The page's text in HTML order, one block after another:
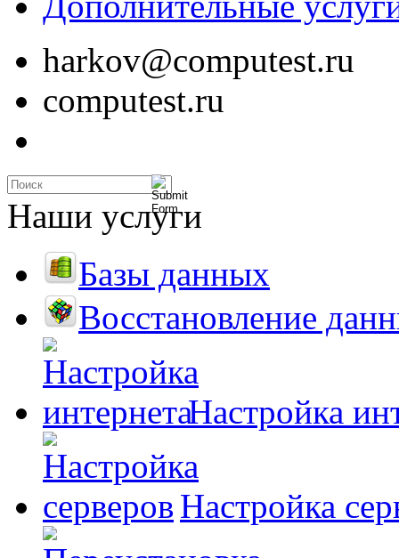
harkov@computest.ru
computest.ru
Наши услуги
Базы данных
Восстановление
Настройка
Настройка